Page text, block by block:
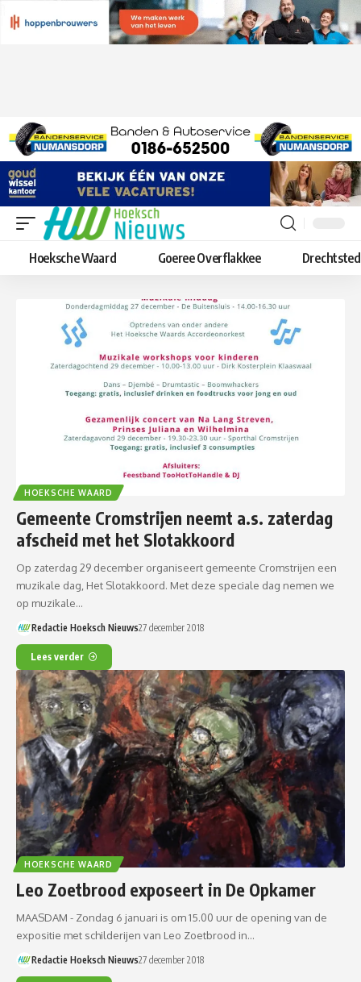
Hoeksche Waard Goeree Overflakkee
HOEKSCHE WAARD
Gemeente Cromstrijen neemt a.s. zaterdag
afscheid met het Slotakkoord
Op zaterdag 29 december organiseert gemeente Cromstrijen een
muzikale dag, Het Slotakkoord. Met deze speciale dag nemen we
op muzikale…
Redactie Hoeksch Nieuws27 december 2018
Lees verder
HOEKSCHE WAARD
Leo Zoetbrood exposeert in De Opkamer
MAASDAM - Zondag 6 januari is om 15.00 uur de opening van de
expositie met schilderijen van Leo Zoetbrood in…
Redactie Hoeksch Nieuws27 december 2018